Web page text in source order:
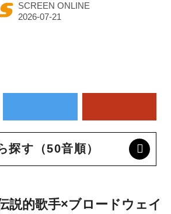
SCREEN ONLINE
探す（50音順）
説的歌手×ブロードウェイ